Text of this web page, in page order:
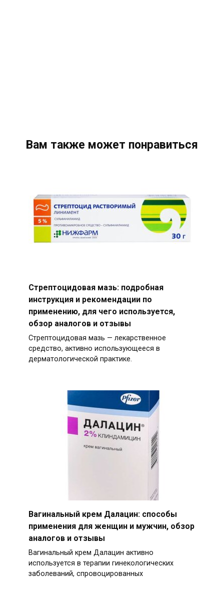
Вам также может понравиться
Стрептоцидовая мазь: подробная
инструкция и рекомендации по
применению, для чего используется,
обзор аналогов и отзывы
Стрептоцидовая мазь — лекарственное
средство, активно использующееся в
дерматологической практике.
Вагинальный крем Далацин: способы
применения для женщин и мужчин, обзор
аналогов и отзывы
Вагинальный крем Далацин активно
используется в терапии гинекологических
заболеваний, спровоцированных